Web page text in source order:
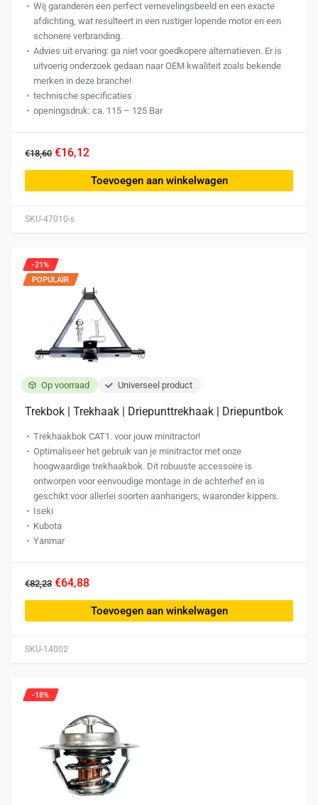
SKU-47010-s
Wij garanderen een perfect vernevelingsbeeld en een exacte
afdichting, wat resulteert in een rustiger lopende motor en een
schonere verbranding.
Advies uit ervaring: ga niet voor goedkopere alternatieven. Er is
uitvoerig onderzoek gedaan naar OEM kwaliteit zoals bekende
merken in deze branche!
technische specificaties
openingsdruk: ca. 115 – 125 Bar
€18,60 €16,12
Toevoegen aan winkelwagen
Op voorraad Universeel product
SKU-14002
-21%
POPULAIR
Trekbok | Trekhaak | Driepunttrekhaak | Driepuntbok
Trekhaakbok CAT1. voor jouw minitractor!
Optimaliseer het gebruik van je minitractor met onze
hoogwaardige trekhaakbok. Dit robuuste accessoire is
ontworpen voor eenvoudige montage in de achterhef en is
geschikt voor allerlei soorten aanhangers, waaronder kippers.
Iseki
Kubota
Yanmar
€82,23 €64,88
Toevoegen aan winkelwagen
-18%